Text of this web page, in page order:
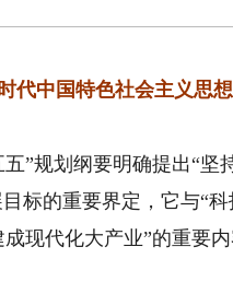
中国特色社会主义思
规划纲要明确提出“坚
标的重要界定，它与“
现代化大产业”的重要